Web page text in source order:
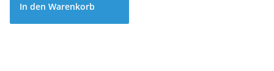
In den Warenkorb